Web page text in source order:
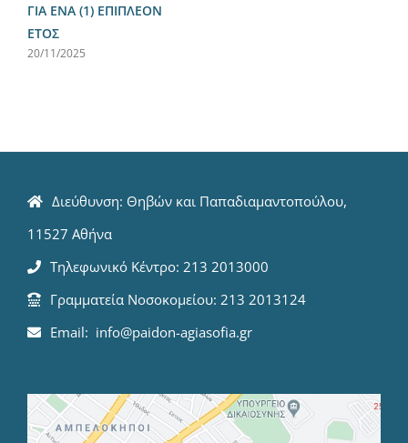
ΓΙΑ ΕΝΑ (1) ΕΠΙΠΛΕΟΝ
ΕΤΟΣ
20/11/2025
Διεύθυνση: Θηβών και Παπαδιαμαντοπούλου,
11527 Αθήνα
Τηλεφωνικό Κέντρο: 213 2013000
Γραμματεία Νοσοκομείου: 213 2013124
Email: info@paidon-agiasofia.gr